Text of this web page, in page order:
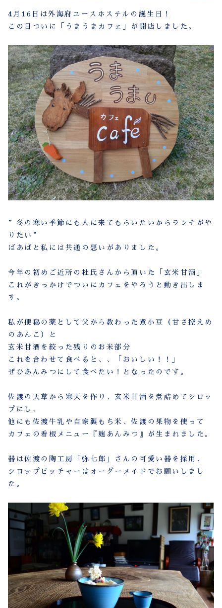
4月16日は外海府ユースホステルの誕生日！
この日ついに「うまうまカフェ」が開店しました。
”冬の寒い季節にも人に来てもらいたいからランチがや
りたい”
ばあばと私には共通の想いがありました。
今年の初めご近所の杜氏さんから頂いた「玄米甘酒」
これがきっかけでついにカフェをやろうと動き出しま
す。
私が便秘の薬として父から教わった煮小豆（甘さ控えめ
のあんこ）と
玄米甘酒を絞った残りのお米部分
これを合わせて食べると、、「おいしい！！」
ぜひあんみつにして食べたい！となったのです。
佐渡の天草から寒天を作り、玄米甘酒を煮詰めてシロッ
プにし、
他にも佐渡牛乳や自家製もち米、佐渡の果物を使って
カフェの看板メニュー『麹あんみつ』が生まれました。
器は佐渡の陶工房「弥七郎」さんの可愛い器を採用、
シロップピッチャーはオーダーメイドでお願いしまし
た。